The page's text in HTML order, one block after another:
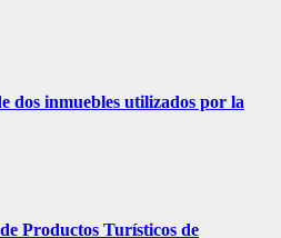
dos inmuebles utilizados por la
Productos Turísticos de